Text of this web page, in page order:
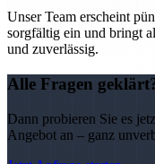
Unser Team erscheint
sorgfältig ein und bringt
und zuverlässig.
Alle Fragen
Dann probieren Sie es
Angebot an – ganz